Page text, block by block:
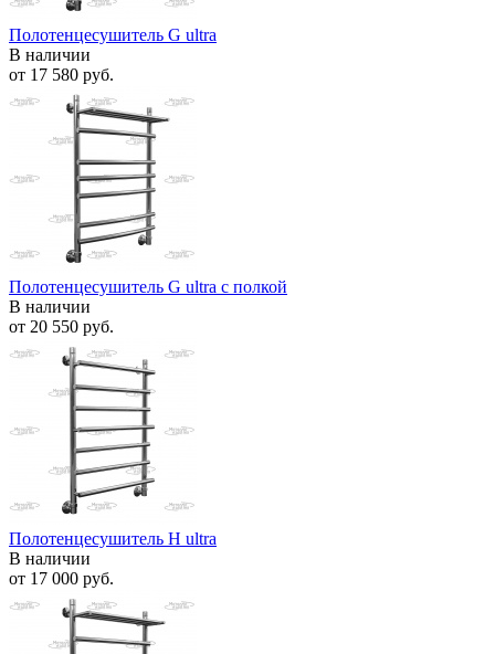
Полотенцесушитель G ultra
В наличии
от 17 580 руб.
Полотенцесушитель G ultra с полкой
В наличии
от 20 550 руб.
Полотенцесушитель H ultra
В наличии
от 17 000 руб.